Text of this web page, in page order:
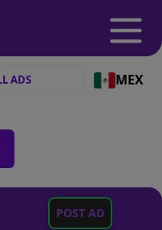
MEX
POST AD